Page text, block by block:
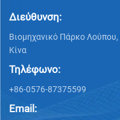
Διεύθυνση:
Βιομηχανικό Πάρκο
Κίνα
Τηλέφωνο:
+86-0576-87375599
Email: